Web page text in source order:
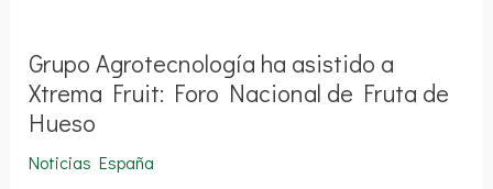
Grupo Agrotecnología ha asistido a
Xtrema Fruit: Foro Nacional de Fruta de
Hueso
Noticias España
asistido
a
Xtrema
Fruit:
Foro
Nacional
de
Fruta